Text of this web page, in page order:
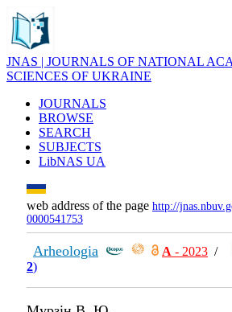
JNAS | JOURNALS OF NATIONAL
SCIENCES OF UKRAINE
JOURNALS
BROWSE
SEARCH
SUBJECTS
LibNAS UA
web address of the page http://
0000541753
Arheologia А - 2023 /
2)